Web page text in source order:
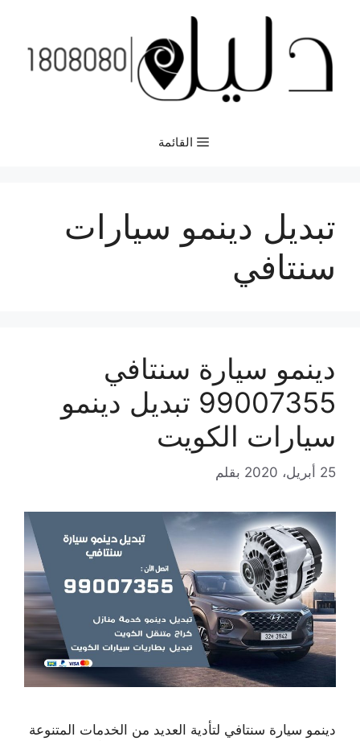
المحتوى
القائمة
تبديل دينمو سيارات
سنتافي
دينمو سيارة سنتافي
99007355 تبديل دينمو
سيارات الكويت
25 أبريل، 2020 بقلم
دينمو سيارة سنتافي لتأدية العديد من الخدمات المتنوعة